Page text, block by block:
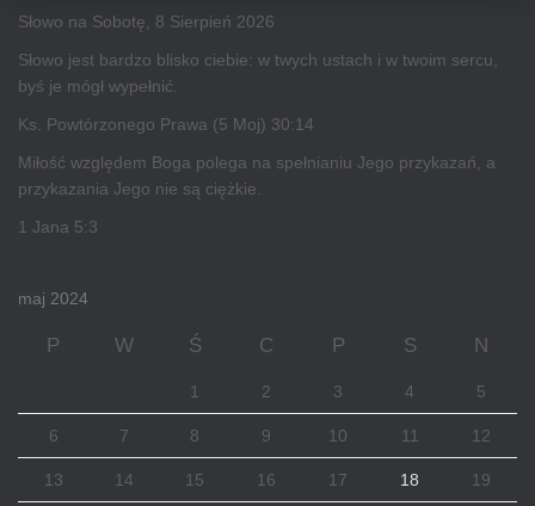
Słowo na Sobotę, 8 Sierpień 2026
Słowo jest bardzo blisko ciebie: w twych ustach i w twoim sercu,
byś je mógł wypełnić.
Ks. Powtórzonego Prawa (5 Moj) 30:14
Miłość względem Boga polega na spełnianiu Jego przykazań, a
przykazania Jego nie są ciężkie.
1 Jana 5:3
maj 2024
P W Ś C P S N
1 2 3 4 5
6 7 8 9 10 11 12
13 14 15 16 17 18 19